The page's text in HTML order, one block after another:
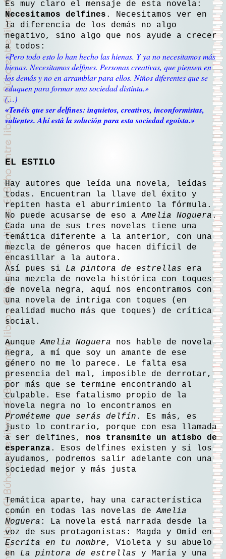
Es muy claro el mensaje de esta novela:
Necesitamos delfines . Necesitamos ver en
la diferencia de los demás no algo
negativo, sino algo que nos ayude a crecer
a todos:
«Pero todo esto lo han hecho las hienas. Y ya no necesitamos más
hienas. Necesitamos delfines. Personas creativas, que piensen en
los demás y no en arramblar para ellos. Niños diferentes que se
eduquen para formar una sociedad distinta.»
(…)
«Tenéis que ser delfines: inquietos, creativos, inconformistas,
valientes. Ahí está la solución para esta sociedad egoísta.»
EL ESTILO
Hay autores que leída una novela, leídas
todas. Encuentran la llave del éxito y
repiten hasta el aburrimiento la fórmula.
No puede acusarse de eso aAmelia Noguera.
Cada una de sus tres novelas tiene una
temática diferente a la anterior, con una
mezcla de géneros que hacen difícil de
encasillar a la autora.
Así pues si La pintora de estrellas era
una mezcla de novela histórica con toques
de novela negra, aquí nos encontramos con
una novela de intriga con toques (en
realidad mucho más que toques) de crítica
social.
AunqueAmelia Noguera nos hable de novela
negra, a mí que soy un amante de ese
género no me lo parece. Le falta esa
presencia del mal, imposible de derrotar,
por más que se termine encontrando al
culpable. Ese fatalismo propio de la
novela negra no lo encontramos en
Prométeme que serás delfín . Es más, es
justo lo contrario, porque con esa llamada
a ser delfines, nos transmite un atisbo de
esperanza. Esos delfines existen y si los
ayudamos, podremos salir adelante con una
sociedad mejor y más justa
Temática aparte, hay una característica
común en todas las novelas deAmelia
Noguera : La novela está narrada desde la
voz de sus protagonistas: Magda y Omid en
Escrita en tu nombre, Violeta y su abuelo
en La pintora de estrellas y María y una